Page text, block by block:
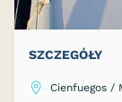
SZCZEGÓŁY
Cienfuegos /